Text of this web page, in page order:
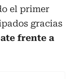
el primer
gracias
frente a